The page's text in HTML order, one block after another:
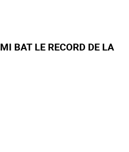
BAT LE RECORD DE LA